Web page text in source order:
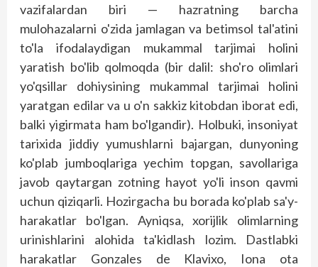
vazifalardan biri — hazratning barcha
mulohazalarni o'zida jamlagan va betimsol tal'atini
to'la ifodalaydigan mukammal tarjimai holini
yaratish bo'lib qolmoqda (bir dalil: sho'ro olimlari
yo'qsillar dohiysining mukammal tarjimai holini
yaratgan edilar va u o'n sakkiz kitobdan iborat edi,
balki yigirmata ham bo'lgandir). Holbuki, insoniyat
tarixida jiddiy yumushlarni bajargan, dunyoning
ko'plab jumboqlariga yechim topgan, savollariga
javob qaytargan zotning hayot yo'li inson qavmi
uchun qiziqarli. Hozirgacha bu borada ko'p­lab sa'y-
harakatlar bo'lgan. Ayniqsa, xorijlik olimlarning
urinishlarini alohida ta'kidlash lozim. Dastlabki
harakatlar Gonzales de Klavixo, Iona ota